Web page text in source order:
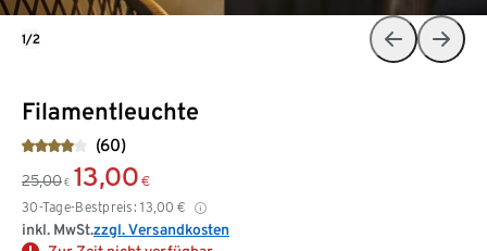
Filamentleuchte
(60)
25,00 € 13,00 €
30-Tage-Bestpreis: 13,00 €
inkl. MwSt.zzgl. Versandkosten
1/2